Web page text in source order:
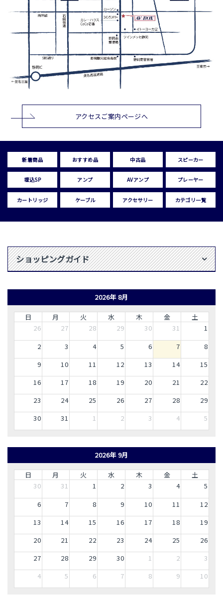
アクセスご案内ページへ
新着商品 おすすめ品 中古品 スピーカー
埋込SP アンプ AVアンプ プレーヤー
カートリッジ ケーブル アクセサリー カテゴリ一覧
ショッピングガイド
2026年 8月
日 月 火 水 木 金
土
26
27 28 29 30 31
1
2
3 4 5 6 7
8
9
10 11 12 13 14
15
16
17 18 19 20 21
22
23
24 25 26 27 28
29
30
31 1 2 3 4 5
2026年 9月
日 月 火 水 木 金
土
30
31 1 2 3 4
5
6
7 8 9 10 11
12
13
14 15 16 17 18
19
20
21 22 23 24 25
26
27
28 29 30 1 2
3
4
5 6 7 8 9 10